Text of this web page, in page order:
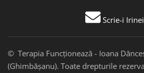
Scrie-i Irinei
© Terapia Funcționează - Ioana
(Ghimbășanu). Toate drepturile